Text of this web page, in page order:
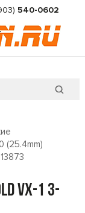
540-0602
(25.4mm)
VX-1 3-